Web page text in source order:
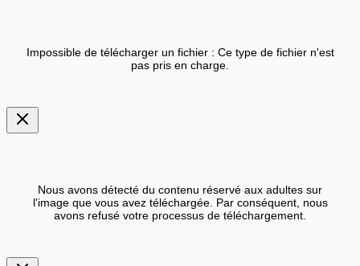
Impossible de télécharger un fichier : Ce type de fichier n'est
pas pris en charge.
Nous avons détecté du contenu réservé aux adultes sur
l'image que vous avez téléchargée. Par conséquent, nous
avons refusé votre processus de téléchargement.